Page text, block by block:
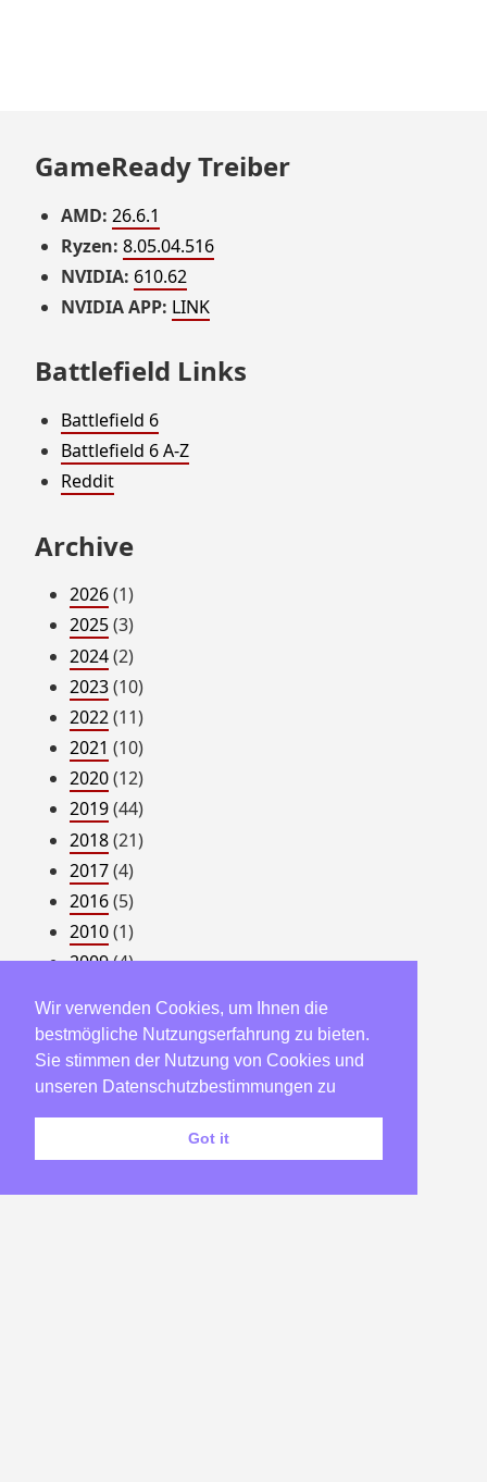
GameReady Treiber
AMD: 26.6.1
Ryzen: 8.05.04.516
NVIDIA: 610.62
NVIDIA APP: LINK
Battlefield Links
Battlefield 6
Battlefield 6 A-Z
Reddit
Archive
2026(1)
2025(3)
2024(2)
2023(10)
2022(11)
2021 (10)
2020(12)
2019(44)
2018(21)
2017(4)
2016(5)
2010(1)
2009(4)
2007 (22)
2006(23)
2005(182)
2004(58)
Wir verwenden Cookies, um Ihnen die
bestmögliche Nutzungserfahrung zu bieten.
Sie stimmen der Nutzung von Cookies und
unseren Datenschutzbestimmungen zu
Got it